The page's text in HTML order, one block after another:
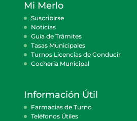
Mi Merlo
Suscribirse
Noticias
Guía de Trámites
Tasas Municipales
Turnos Licencias de Conducir
Cocheria Municipal
Información Útil
Farmacias de Turno
Teléfonos Útiles